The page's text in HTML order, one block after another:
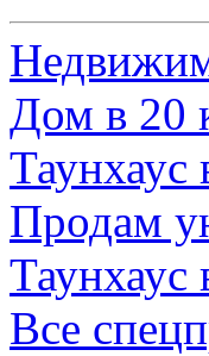
Дом в 20
Таунхаус
Продам
Таунхаус
Все